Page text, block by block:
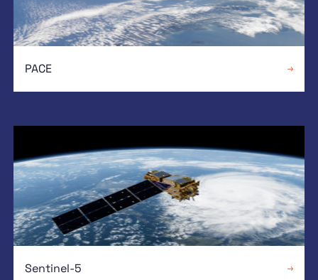
PACE
Sentinel-5